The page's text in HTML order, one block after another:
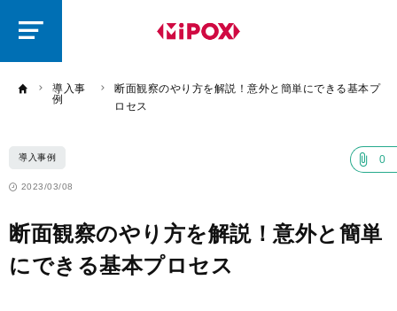
導入事
例
断面観察のやり方を解説！意外と簡単にできる基本プ
ロセス
導入事例 0
2023/03/08
断面観察のやり方を解説！意外と簡単
にできる基本プロセス